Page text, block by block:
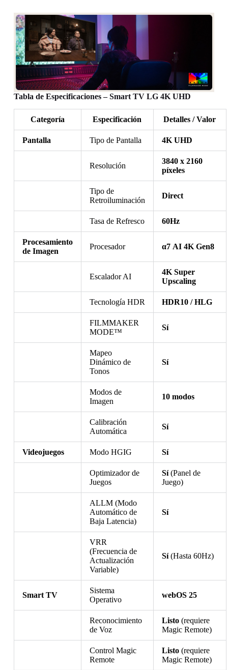
Tabla de Especificaciones – Smart TV LG 4K UHD
Categoría Especificación Detalles / Valor
Pantalla Tipo de Pantalla 4K UHD
Resolución
3840 x 2160
píxeles
Tipo de
Retroiluminación
Direct
Tasa de Refresco 60Hz
Procesamiento
de Imagen
Procesador α7 AI 4K Gen8
Escalador AI
4K Super
Upscaling
Tecnología HDR HDR10 / HLG
FILMMAKER
MODE™
Sí
Mapeo
Dinámico de
Tonos
Sí
Modos de
Imagen
10 modos
Calibración
Automática
Sí
Videojuegos Modo HGIG Sí
Optimizador de
Juegos
Sí(Panel de
Juego)
ALLM (Modo
Automático de
Baja Latencia)
Sí
VRR
(Frecuencia de
Actualización
Variable)
Sí(Hasta 60Hz)
Smart TV
Sistema
Operativo
webOS 25
Reconocimiento
de Voz
Listo(requiere
Magic Remote)
Control Magic
Remote
Listo(requiere
Magic Remote)